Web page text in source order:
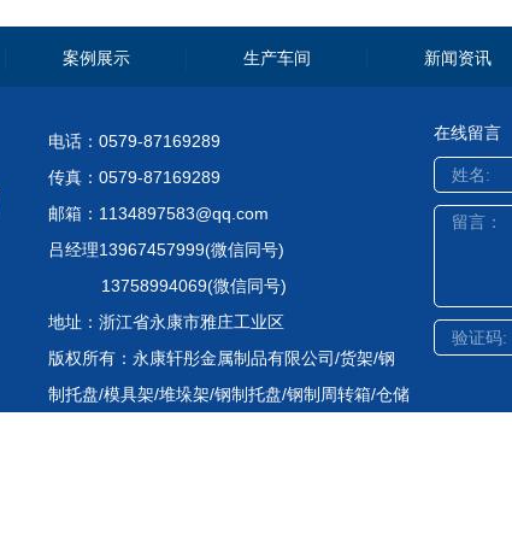
案例展示 生产车间 新闻资讯
电话：0579-87169289
传真：0579-87169289
邮箱：1134897583@qq.com
吕经理13967457999(微信同号)
13758994069(微信同号)
地址：浙江省永康市雅庄工业区
版权所有：永康轩彤金属制品有限公司/货架/钢
制托盘/模具架/堆垛架/钢制托盘/钢制周转箱/仓储
在线留言